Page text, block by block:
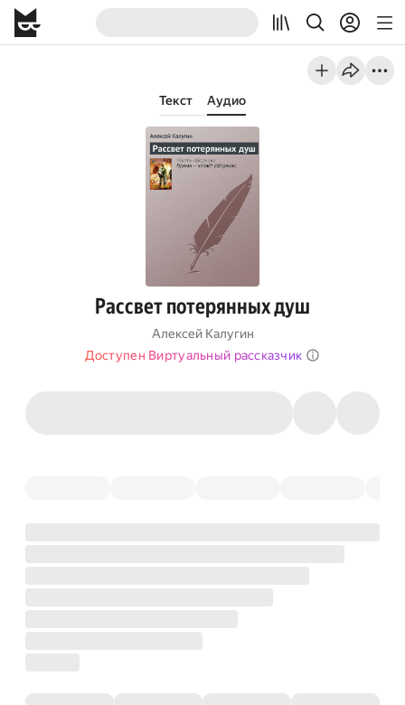
Текст Аудио
Рассвет потерянных душ
Алексей Калугин
Доступен Виртуальный рассказчик